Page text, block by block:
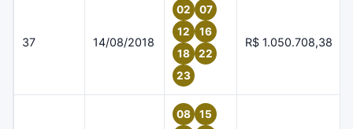
37 14/08/2018
02
07
12
16
18
22
23
R$ 1.050.708,38
08
15